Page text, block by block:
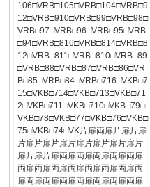
106□VRB□105□VRB□104□VRB□9
12□VRB□910□VRB□99□VRB□98□
VRB□97□VRB□96□VRB□95□VRB
□94□VRB□816□VRB□814□VRB□8
12□VRB□811□VRB□810□VRB□89
□VRB□88□VRB□87□VRB□86□VR
B□85□VRB□84□VRB□716□VKB□7
15□VKB□714□VKB□713□VKB□71
2□VKB□711□VKB□710□VKB□79□
VKB□78□VKB□77□VKB□76□VKB□
75□VKB□74□VK片扉両扉片扉片扉
片扉片扉片扉片扉片扉片扉片扉片
扉片扉片扉両扉両扉両扉両扉両扉
両扉両扉両扉両扉両扉両扉両扉両
扉両扉両扉両扉両扉両扉両扉両扉